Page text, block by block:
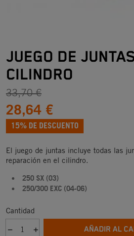
JUEGO DE
CILINDRO
33,70 €
28,64 €
15% DE DESCUENTO
El juego de juntas incluye todas las
reparación en el cilindro.
250 SX (03)
250/300 EXC (04-06)
Cantidad
AÑADIR AL